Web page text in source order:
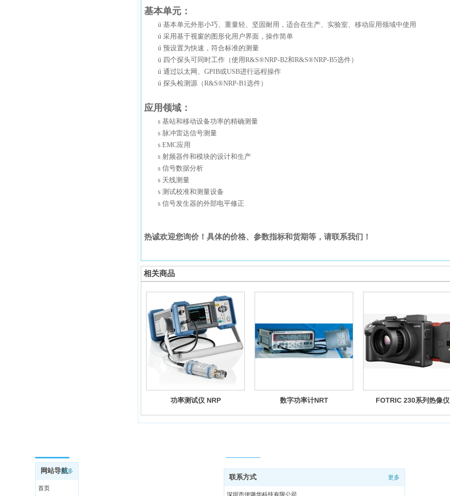
基本单元：
ú 基本单元外形小巧、重量轻、 坚固 耐用 ，适合在生产、实验室、移动应用领域中使用
ú 采用基于视窗的图形化用户界面， 操作简单
ú 预设置为快速，符合标准的测量
ú 四个探头可同时工作（使用R&S®NRP-B2和R&S®NRP-B5选件）
ú 通过 以太 网、 GPIB或USB进行远程操作
ú 探头检测 源（R&S®NRP-B1选件）
应用领域：
s 基站和移动设备功率的精确测量
s 脉冲雷达信号测量
s EMC应用
s 射频器件和模块的设计和生产
s 信号数据分析
s 天线测量
s 测试校准和测量设备
s 信号发生器的外部电平修正
热诚欢迎您询价！ 具体的价格、参数指标和货期等，请联系我们 ！
相关商品
功率测试仪 NRP 数字功率计NRT FOTRIC 230系列热像仪
网站导航更多
首页
联系方式 更多
深圳市伊璐华科技有限公司